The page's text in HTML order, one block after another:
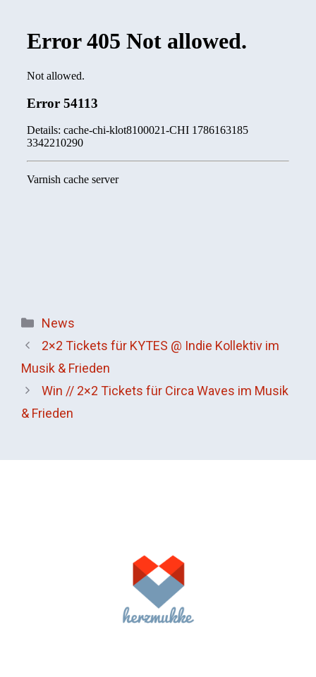
Kategorien
News
2×2 Tickets für KYTES @ Indie Kollektiv im
Musik & Frieden
Win // 2×2 Tickets für Circa Waves im Musik
& Frieden